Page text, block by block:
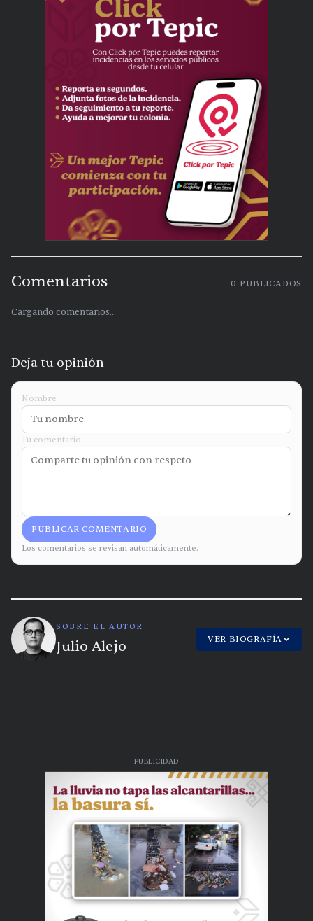
Comentarios 0 PUBLICADOS
Cargando comentarios...
Deja tu opinión
Nombre
Tu comentario
PUBLICAR COMENTARIO
Los comentarios se revisan automáticamente.
SOBRE EL AUTOR
Julio Alejo VER BIOGRAFÍA
PUBLICIDAD